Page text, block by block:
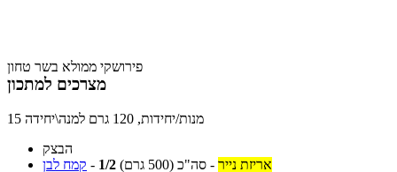
פירושקי ממולא בשר טחון
מצרכים למתכון
15 מנות/יחידות, 120 גרם למנה\יחידה
הבצק
קמח לבן - 1/2 אריזת נייר - סה"כ (500 גרם)